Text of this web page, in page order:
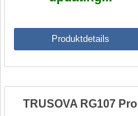
Produktdetails
TRUSOVA RG107 Pro